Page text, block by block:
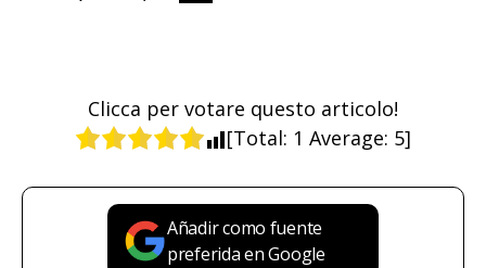
Clicca per votare questo articolo!
[Total: 1 Average: 5]
Añadir como fuente
preferida en Google